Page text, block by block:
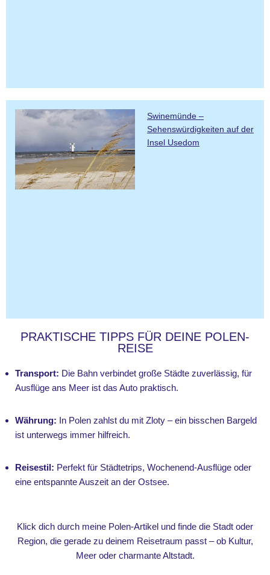
Swinemünde –
Sehenswürdigkeiten auf der
Insel Usedom
PRAKTISCHE TIPPS FÜR DEINE POLEN-
REISE
Transport: Die Bahn verbindet große Städte zuverlässig, für
Ausflüge ans Meer ist das Auto praktisch.
Währung: In Polen zahlst du mit Zloty – ein bisschen Bargeld
ist unterwegs immer hilfreich.
Reisestil: Perfekt für Städtetrips, Wochenend-Ausflüge oder
eine entspannte Auszeit an der Ostsee.
Klick dich durch meine Polen-Artikel und finde die Stadt oder
Region, die gerade zu deinem Reisetraum passt – ob Kultur,
Meer oder charmante Altstadt.